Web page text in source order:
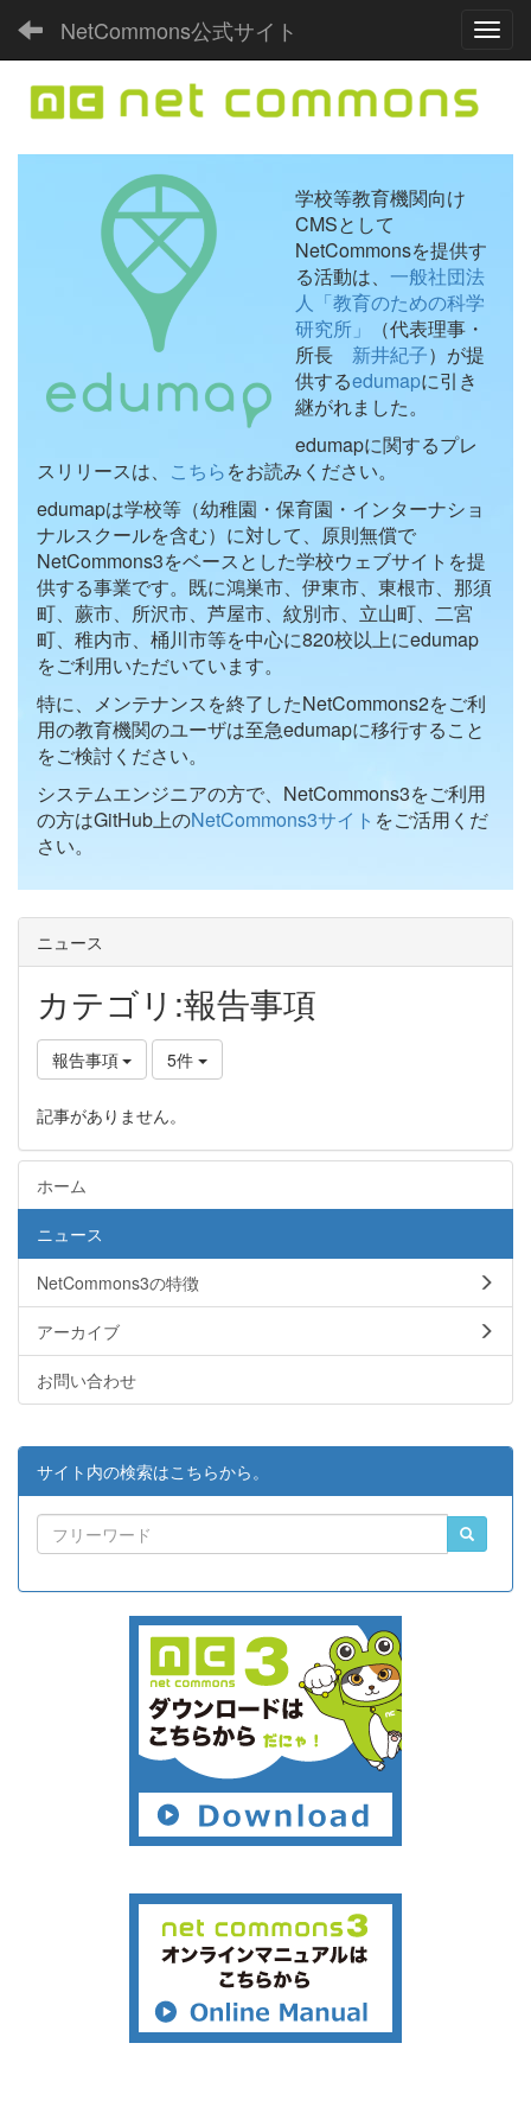
NetCommons公式サイト
学校等教育機関向け
CMSとして
NetCommonsを提供す
る活動は、 一般社団法
人「教育のための科学
研究所」
（代表理事・
所長 新井紀子）が提
供するedumapに引き
継がれました。
edumapに関するプレ
スリリースは、 こちらをお読みください。
edumapは学校等（幼稚園・保育園・インターナショ
ナルスクールを含む）に対して、原則無償で
NetCommons3をベースとした学校ウェブサイトを提
供する事業です。既に鴻巣市、伊東市、東根市、那須
町、蕨市、所沢市、芦屋市、紋別市、立山町、二宮
町、稚内市、桶川市等を中心に820校以上にedumap
をご利用いただいています。
特に、メンテナンスを終了したNetCommons2をご利
用の教育機関のユーザは至急edumapに移行すること
をご検討ください。
システムエンジニアの方で、NetCommons3をご利用
の方はGitHub上のNetCommons3サイト をご活用くだ
さい。
ニュース
カテゴリ:報告事項
報告事項 5件
記事がありません。
ホーム
ニュース
NetCommons3の特徴
アーカイブ
お問い合わせ
サイト内の検索はこちらから。